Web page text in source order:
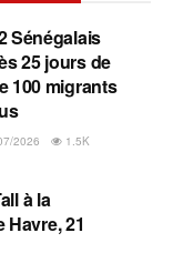
Sénégalais
25 jours de
100 migrants
2026 1.5K
à la
21